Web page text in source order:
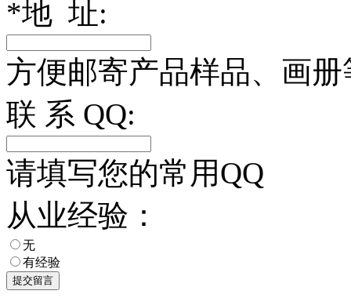
*地 址:
方便邮寄产品样品、画
联 系 QQ:
请填写您的常用QQ
从业经验：
无
有经验